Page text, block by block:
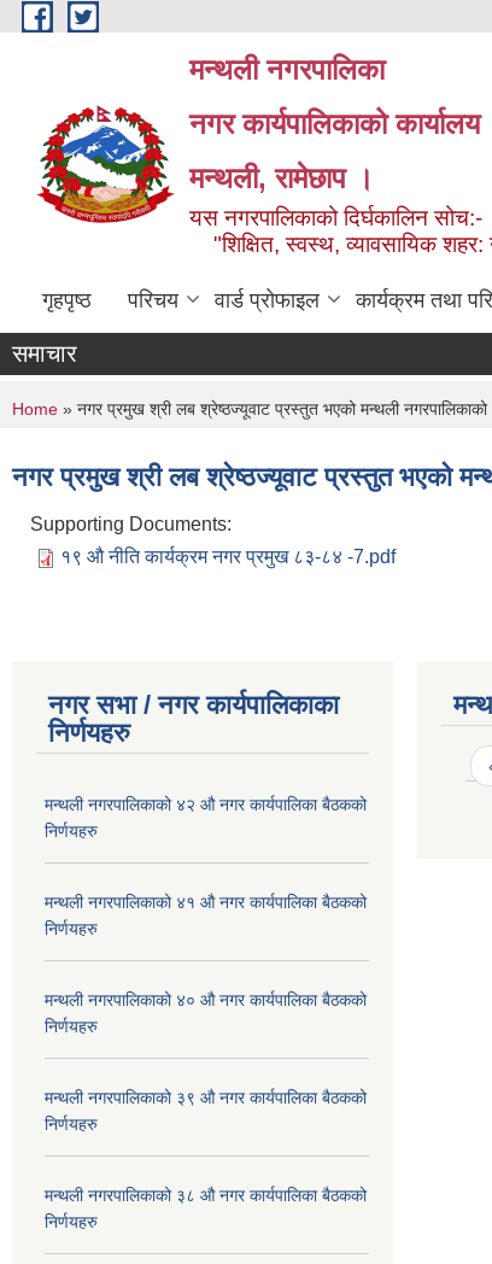
Skip to main content
मन्थली नगरपालिका
नगर कार्यपालिकाको कार्यालय
मन्थली, रामेछाप ।
यस नगरपालिकाको दिर्घकालिन सोच:-
"शिक्षित, स्वस्थ, व्यावसायिक
गृहपृष्ठ परिचय वार्ड प्रोफाइल कार्यक्रम तथा
समाचार
You are here
Home » नगर प्रमुख श्री लब श्रेष्ठज्यूवाट प्रस्तुत भएको मन्थली
नगर प्रमुख श्री लब श्रेष्ठज्यूवाट प्रस्तुत भएको
Supporting Documents:
१९ औ नीति कार्यक्रम नगर प्रमुख ८३-८४ -7.pdf
नगर सभा / नगर कार्यपालिकाका
निर्णयहरु
मन्थली नगरपालिकाको ४२ औ नगर कार्यपालिका बैठकको
निर्णयहरु
मन्थली नगरपालिकाको ४१ औ नगर कार्यपालिका बैठकको
निर्णयहरु
मन्थली नगरपालिकाको ४० औ नगर कार्यपालिका बैठकको
निर्णयहरु
मन्थली नगरपालिकाको ३९ औ नगर कार्यपालिका बैठकको
निर्णयहरु
मन्थली नगरपालिकाको ३८ औ नगर कार्यपालिका बैठकको
निर्णयहरु